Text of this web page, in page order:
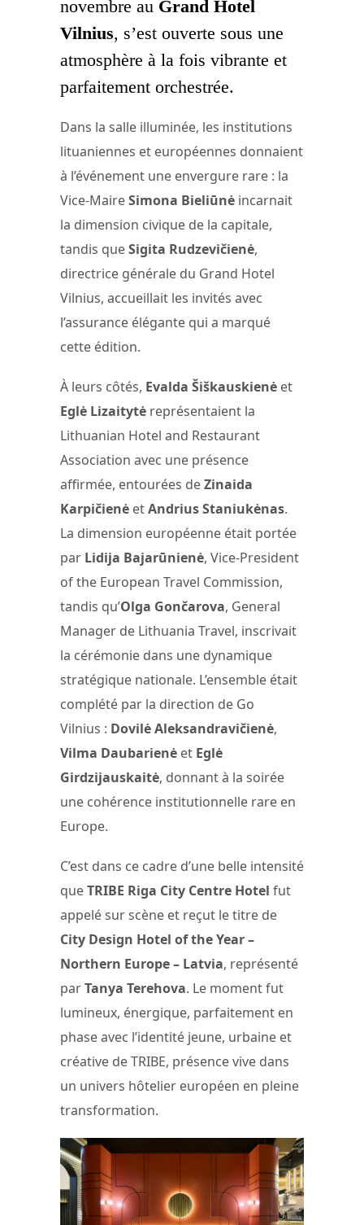
novembre au Grand Hotel
Vilnius, s’est ouverte sous une
atmosphère à la fois vibrante et
parfaitement orchestrée.
Dans la salle illuminée, les institutions
lituaniennes et européennes donnaient
à l’événement une envergure rare : la
Vice-MaireSimona Bieliūnė incarnait
la dimension civique de la capitale,
tandis queSigita Rudzevičienė,
directrice générale du Grand Hotel
Vilnius, accueillait les invités avec
l’assurance élégante qui a marqué
cette édition.
À leurs côtés, Evalda Šiškauskienė et
Eglė Lizaitytė représentaient la
Lithuanian Hotel and Restaurant
Association avec une présence
affirmée, entourées deZinaida
Karpičienė etAndrius Staniukėnas.
La dimension européenne était portée
par Lidija Bajarūnienė, Vice-President
of the European Travel Commission,
tandis qu’Olga Gončarova, General
Manager de Lithuania Travel, inscrivait
la cérémonie dans une dynamique
stratégique nationale. L’ensemble était
complété par la direction de Go
Vilnius : Dovilė Aleksandravičienė,
Vilma Daubarienė et Eglė
Girdzijauskaitė, donnant à la soirée
une cohérence institutionnelle rare en
Europe.
C’est dans ce cadre d’une belle intensité
queTRIBE Riga City Centre Hotel fut
appelé sur scène et reçut le titre de
City Design Hotel of the Year –
Northern Europe – Latvia, représenté
parTanya Terehova. Le moment fut
lumineux, énergique, parfaitement en
phase avec l’identité jeune, urbaine et
créative de TRIBE, présence vive dans
un univers hôtelier européen en pleine
transformation.